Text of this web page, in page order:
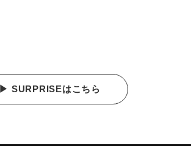
▶ SURPRISEはこちら